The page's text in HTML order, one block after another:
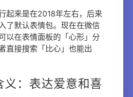
起来是在2018年左右，后来
了默认表情包。现在在微信
以在表情面板的「心形」分
直接搜索「比心」也能出
义：表达爱意和喜